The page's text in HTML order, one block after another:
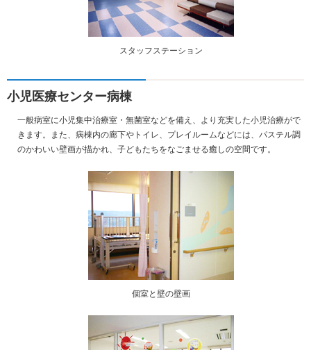
スタッフステーション
小児医療センター病棟
一般病室に小児集中治療室・無菌室などを備え、より充実した小児治療がで
きます。また、病棟内の廊下やトイレ、プレイルームなどには、パステル調
のかわいい壁画が描かれ、子どもたちをなごませる癒しの空間です。
個室と壁の壁画